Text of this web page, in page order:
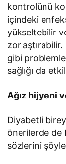
kontrolünü
içindeki
yükseltebilir
zorlaştırabilir.
gibi
sağlığı da
Ağız hijyeni
Diyabetli
önerilerde de
sözlerini